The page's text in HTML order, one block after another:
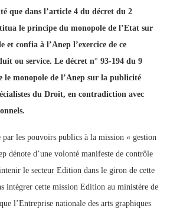
que dans l’article 4 du décret du 2
le principe du monopole de l’Etat sur
et confia à l’Anep l’exercice de ce
ou service. Le décret n° 93-194 du 9
le monopole de l’Anep sur la publicité
du Droit, en contradiction avec
par les pouvoirs publics à la mission « gestion
dénote d’une volonté manifeste de contrôle
le secteur Edition dans le giron de cette
intégrer cette mission Edition au ministère de
l’Entreprise nationale des arts graphiques